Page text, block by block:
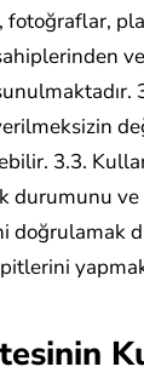
fotoğraflar,
3.3.
durumunu
doğrulamak